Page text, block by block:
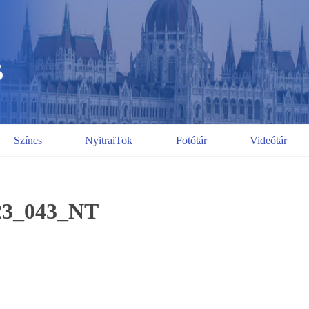
Színes NyitraiTok Fotótár Videótár